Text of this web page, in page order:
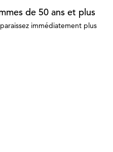
de 50 ans et plus
immédiatement plus